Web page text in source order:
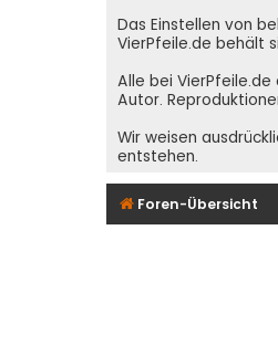
Das Einstellen von
VierPfeile.de behält
Alle bei
Autor.
Wir weisen
entstehen.
Foren-Übersicht